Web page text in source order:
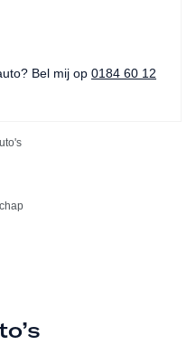
Bel mij op 0184 60 12